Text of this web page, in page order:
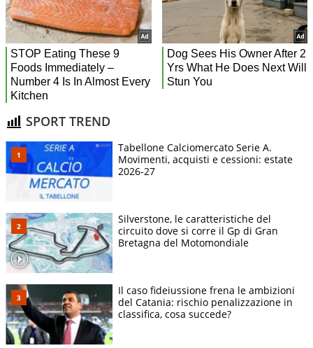
SPORT TREND
Tabellone Calciomercato Serie A.
Movimenti, acquisti e cessioni: estate
2026-27
Silverstone, le caratteristiche del
circuito dove si corre il Gp di Gran
Bretagna del Motomondiale
Il caso fideiussione frena le ambizioni
del Catania: rischio penalizzazione in
classifica, cosa succede?